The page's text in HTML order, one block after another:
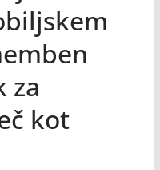
za
kot